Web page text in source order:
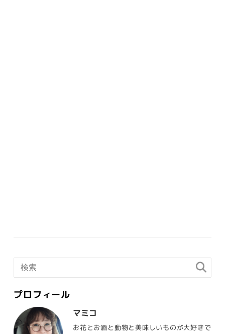
プロフィール
マミコ
お花とお酒と動物と美味しいものが大好きで